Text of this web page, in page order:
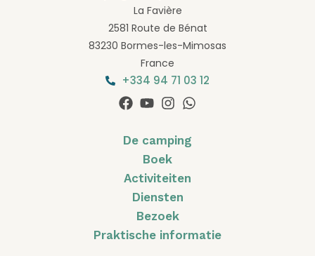
La Favière
2581 Route de Bénat
83230 Bormes-les-Mimosas
France
+334 94 71 03 12
De camping
Boek
Activiteiten
Diensten
Bezoek
Praktische informatie